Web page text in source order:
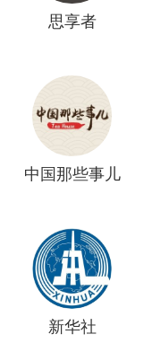
思享者
中国那些事儿
新华社